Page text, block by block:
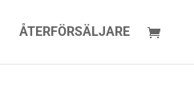
ÅTERFÖRSÄLJARE